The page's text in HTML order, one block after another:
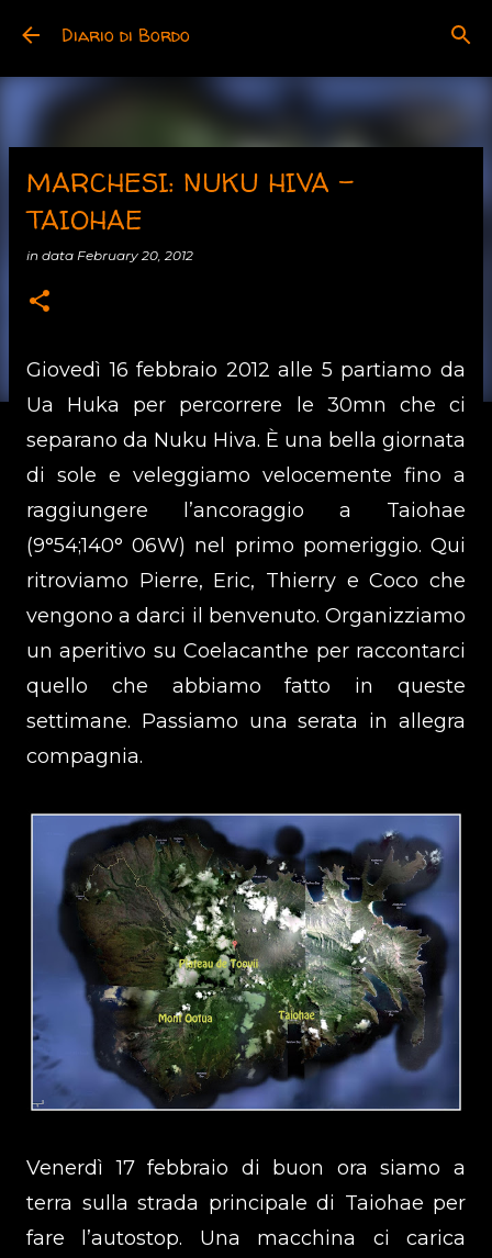
Skip to main content
Diario di Bordo
MARCHESI: NUKU HIVA -
TAIOHAE
in data February 20, 2012
Giovedì 16 febbraio 2012 alle 5 partiamo da
Ua Huka per percorrere le 30mn che ci
separano da Nuku Hiva. È una bella giornata
di sole e veleggiamo velocemente fino a
raggiungere l’ancoraggio a Taiohae
(9°54;140° 06W) nel primo pomeriggio. Qui
ritroviamo Pierre, Eric, Thierry e Coco che
vengono a darci il benvenuto. Organizziamo
un aperitivo su Coelacanthe per raccontarci
quello che abbiamo fatto in queste
settimane. Passiamo una serata in allegra
compagnia.
Venerdì 17 febbraio di buon ora siamo a
terra sulla strada principale di Taiohae per
fare l’autostop. Una macchina ci carica